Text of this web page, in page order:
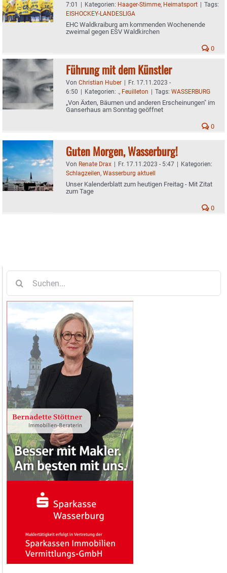
7:01 | Kategorien: Haager-Stimme, Heimatsport | Tags:
EISHOCKEY-LANDESLIGA
EHC Waldkraiburg am kommenden Wochenende
zweimal gegen ESV Waldkirchen
0
Führung mit dem Künstler
Von Christian Huber | Fr. 17.11.2023 -
6:50 | Kategorien: ., Feuilleton | Tags: WASSERBURG
„Von Äxten, Bäumen und anderen Erscheinungen" im
Ganserhaus am Sonntag geöffnet
0
Guten Morgen, Wasserburg!
Von Renate Drax | Fr. 17.11.2023 - 5:47 | Kategorien:
Schlagzeilen, Wasserburg aktuell
Unser Kalenderblatt zum heutigen Freitag - Mit Zitat
zum Tage
0
nach: